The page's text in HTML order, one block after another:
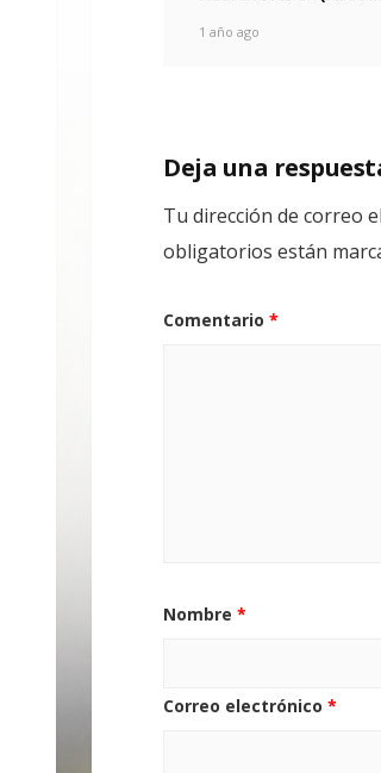
1 año ago
Deja una
Tu dirección de correo
obligatorios están
Comentario *
Nombre *
Correo electrónico *